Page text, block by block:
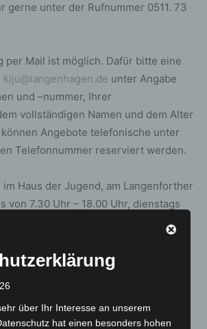
gerne unter der Rufnummer 0511. 73
per Mail ist möglich. Dafür bitte eine
kiju@langenhagen.de unter Angabe
und –nummer, Ihrer
vollständigen Namen und dem Alter
Angebote telefonische unter
Telefonnummer reserviert werden.
Haus der Jugend, am Langenforther
von 7.30 Uhr – 18.00 Uhr, dienstags
9.00 Uhr – 17.00 Uhr und freitags
Uhr geöffnet.
über Ihr Interesse an unserem
hat einen besonders hohen